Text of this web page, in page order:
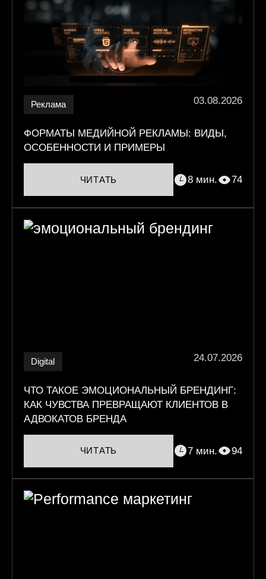
Реклама 03.08.2026
ФОРМАТЫ МЕДИЙНОЙ РЕКЛАМЫ: ВИДЫ,
ОСОБЕННОСТИ И ПРИМЕРЫ
ЧИТАТЬ 8 мин. 74
Digital 24.07.2026
ЧТО ТАКОЕ ЭМОЦИОНАЛЬНЫЙ БРЕНДИНГ:
КАК ЧУВСТВА ПРЕВРАЩАЮТ КЛИЕНТОВ В
АДВОКАТОВ БРЕНДА
ЧИТАТЬ 7 мин. 94